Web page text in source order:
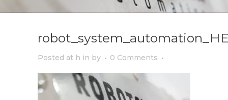
Posted at h in by 0 Comments